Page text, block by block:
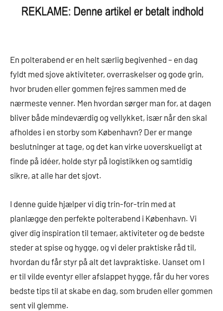
En polterabend er en helt særlig begivenhed – en dag
fyldt med sjove aktiviteter, overraskelser og gode grin,
hvor bruden eller gommen fejres sammen med de
nærmeste venner. Men hvordan sørger man for, at dagen
bliver både mindeværdig og vellykket, især når den skal
afholdes i en storby som København? Der er mange
beslutninger at tage, og det kan virke uoverskueligt at
finde på idéer, holde styr på logistikken og samtidig
sikre, at alle har det sjovt.
I denne guide hjælper vi dig trin-for-trin med at
planlægge den perfekte polterabend i København. Vi
giver dig inspiration til temaer, aktiviteter og de bedste
steder at spise og hygge, og vi deler praktiske råd til,
hvordan du får styr på alt det lavpraktiske. Uanset om I
er til vilde eventyr eller afslappet hygge, får du her vores
bedste tips til at skabe en dag, som bruden eller gommen
sent vil glemme.